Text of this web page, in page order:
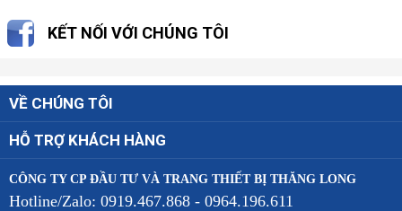
KẾT NỐI VỚI CHÚNG TÔI
VỀ CHÚNG TÔI
HỖ TRỢ KHÁCH HÀNG
CÔNG TY CP ĐẦU TƯ VÀ TRANG THIẾT BỊ THĂNG LONG
Hotline/Zalo: 0919.467.868 - 0964.196.611